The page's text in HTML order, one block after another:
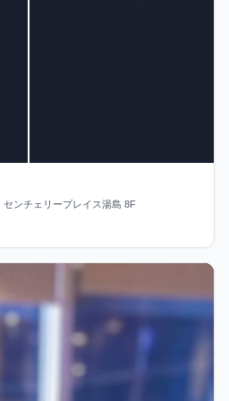
ンチェリープレイス湯島 8F